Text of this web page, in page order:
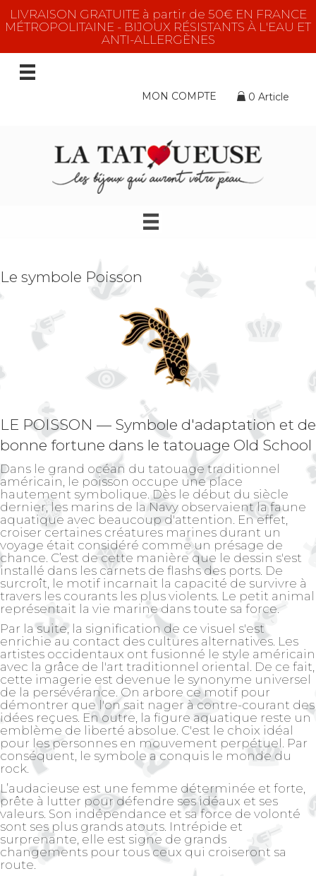
LIVRAISON GRATUITE à partir de 50€ EN FRANCE
MÉTROPOLITAINE - BIJOUX RÉSISTANTS À L'EAU ET
ANTI-ALLERGÈNES
MON COMPTE 0 Article
Le symbole Poisson
LE POISSON — Symbole d'adaptation et de
bonne fortune dans le tatouage Old School
Dans le grand océan du tatouage traditionnel
américain, le poisson occupe une place
hautement symbolique. Dès le début du siècle
dernier, les marins de la Navy observaient la faune
aquatique avec beaucoup d'attention. En effet,
croiser certaines créatures marines durant un
voyage était considéré comme un présage de
chance. C’est de cette manière que le dessin s'est
installé dans les carnets de flashs des ports. De
surcroît, le motif incarnait la capacité de survivre à
travers les courants les plus violents. Le petit animal
représentait la vie marine dans toute sa force.
Par la suite, la signification de ce visuel s'est
enrichie au contact des cultures alternatives. Les
artistes occidentaux ont fusionné le style américain
avec la grâce de l'art traditionnel oriental. De ce fait,
cette imagerie est devenue le synonyme universel
de la persévérance. On arbore ce motif pour
démontrer que l'on sait nager à contre-courant des
idées reçues. En outre, la figure aquatique reste un
emblème de liberté absolue. C'est le choix idéal
pour les personnes en mouvement perpétuel. Par
conséquent, le symbole a conquis le monde du
rock.
L’audacieuse est une femme déterminée et forte,
prête à lutter pour défendre ses idéaux et ses
valeurs. Son indépendance et sa force de volonté
sont ses plus grands atouts. Intrépide et
surprenante, elle est signe de grands
changements pour tous ceux qui croiseront sa
route.